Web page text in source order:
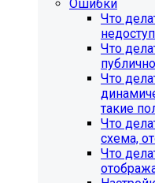
Учебные курсы
Ошибки
Что
Что
Что
такие
Что
схема,
Что